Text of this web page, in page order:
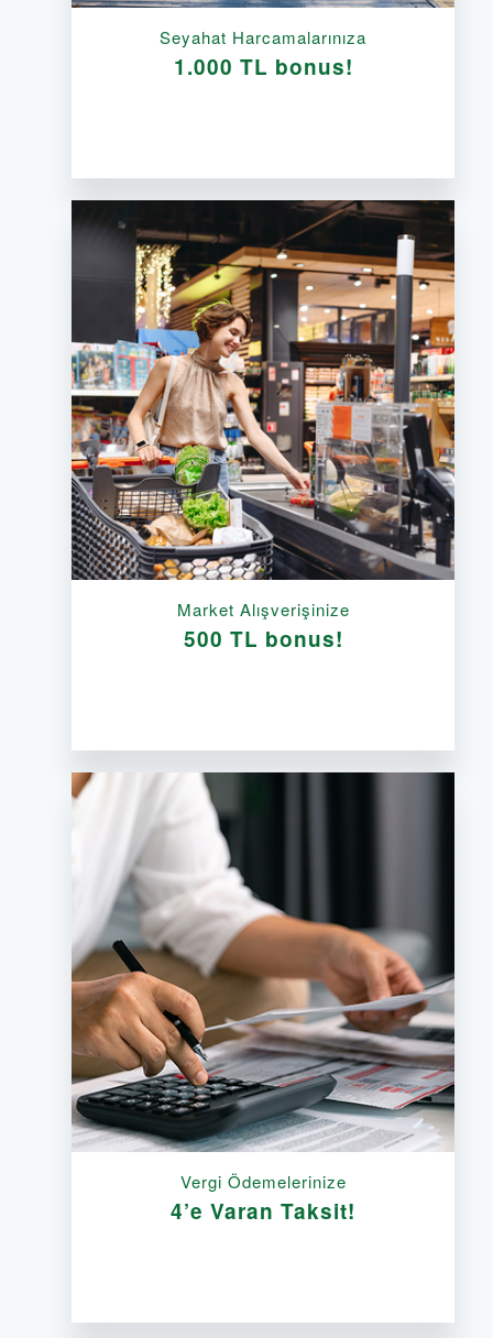
Seyahat Harcamalarınıza
1.000 TL bonus!
Market Alışverişinize
500 TL bonus!
Vergi Ödemelerinize
4’e Varan Taksit!